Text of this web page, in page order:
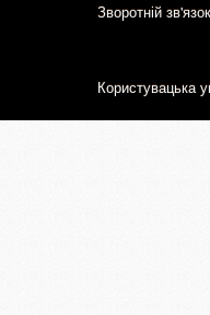
Зворотній зв'язок
Користувацька